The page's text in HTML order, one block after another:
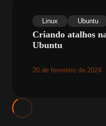
Linux Ubuntu
Criando atalhos
Ubuntu
20 de fevereiro de 2024